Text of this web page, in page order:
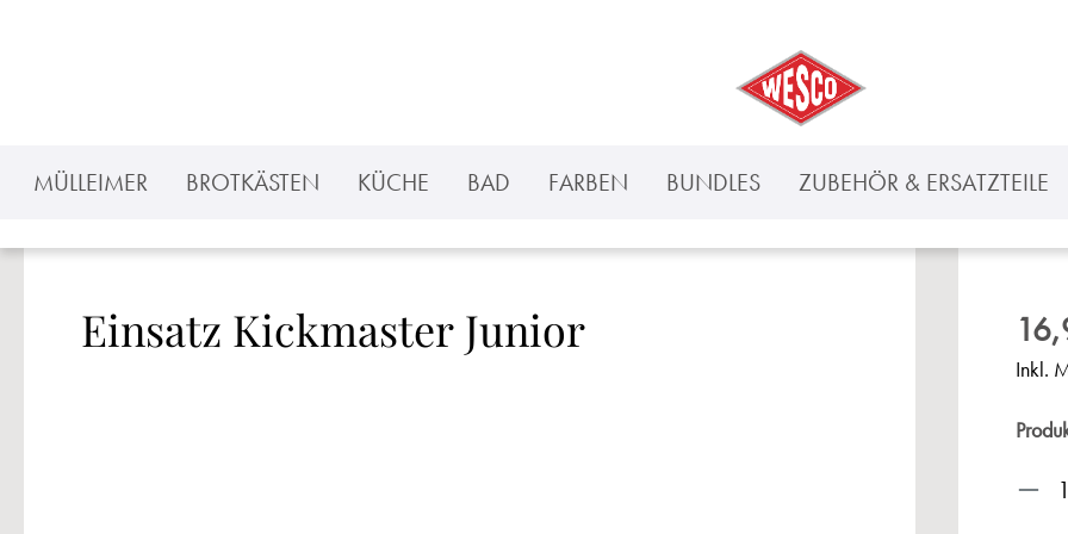
MÜLLEIMER BROTKÄSTEN KÜCHE BAD FARBEN BUNDLES ZUBEHÖR & ERSATZTEILE
Einsatz Kickmaster Junior
Inkl.